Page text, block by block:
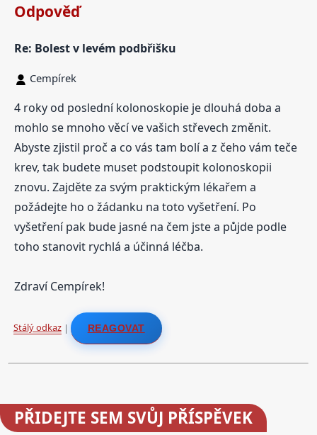
Odpověď
Re: Bolest v levém podbřišku
Cempírek
4 roky od poslední kolonoskopie je dlouhá doba a
mohlo se mnoho věcí ve vašich střevech změnit.
Abyste zjistil proč a co vás tam bolí a z čeho vám teče
krev, tak budete muset podstoupit kolonoskopii
znovu. Zajděte za svým praktickým lékařem a
požádejte ho o žádanku na toto vyšetření. Po
vyšetření pak bude jasné na čem jste a půjde podle
toho stanovit rychlá a účinná léčba.
Zdraví Cempírek!
Stálý odkaz| REAGOVAT
PŘIDEJTE SEM SVŮJ PŘÍSPĚVEK